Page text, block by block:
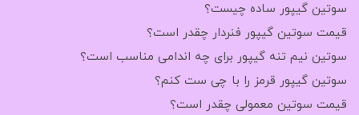
سوتین گیپور ساده چیست؟
قیمت سوتین گیپور فنردار چقدر است؟
سوتین نیم تنه گیپور برای چه اندامی مناسب است؟
سوتین گیپور قرمز را با چی ست کنم؟
قیمت سوتین معمولی چقدر است؟